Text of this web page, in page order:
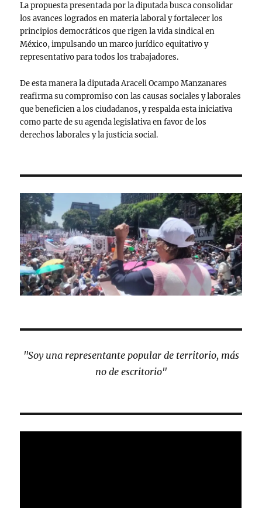
La propuesta presentada por la diputada busca consolidar
los avances logrados en materia laboral y fortalecer los
principios democráticos que rigen la vida sindical en
México, impulsando un marco jurídico equitativo y
representativo para todos los trabajadores.
De esta manera la diputada Araceli Ocampo Manzanares
reafirma su compromiso con las causas sociales y laborales
que beneficien a los ciudadanos, y respalda esta iniciativa
como parte de su agenda legislativa en favor de los
derechos laborales y la justicia social.
"Soy una representante popular de territorio, más
no de escritorio"